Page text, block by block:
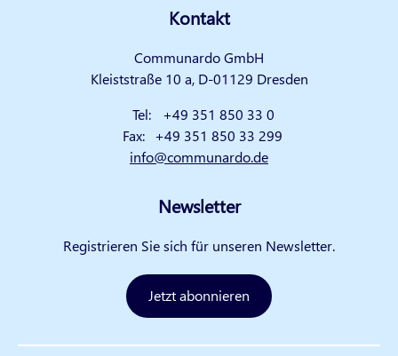
Kontakt
Communardo GmbH
Kleiststraße 10 a, D-01129 Dresden
Tel:
+49 351 850 33 0
Fax: +49 351 850 33 299
info@communardo.de
Newsletter
Registrieren Sie sich für unseren Newsletter.
Jetzt abonnieren